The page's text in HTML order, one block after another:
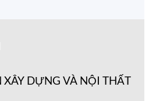
XÂY DỰNG VÀ NỘI THẤT